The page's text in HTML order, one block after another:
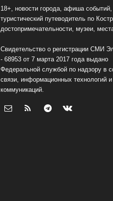
18+, новости города, афиша событий,
туристический путеводитель по
достопримечательности, музеи,
Свидетельство о регистрации СМИ
- 68953 от 7 марта 2017 года выдано
Федеральной службой по надзору в
связи, информационных технологий
коммуникаций.